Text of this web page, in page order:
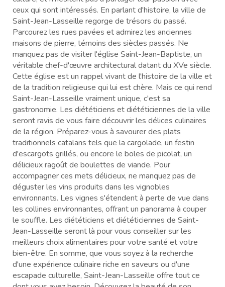
ceux qui sont intéressés. En parlant d'histoire, la ville de
Saint-Jean-Lasseille regorge de trésors du passé.
Parcourez les rues pavées et admirez les anciennes
maisons de pierre, témoins des siècles passés. Ne
manquez pas de visiter l'église Saint-Jean-Baptiste, un
véritable chef-d'œuvre architectural datant du XVe siècle.
Cette église est un rappel vivant de l'histoire de la ville et
de la tradition religieuse qui lui est chère. Mais ce qui rend
Saint-Jean-Lasseille vraiment unique, c'est sa
gastronomie. Les diététiciens et diététiciennes de la ville
seront ravis de vous faire découvrir les délices culinaires
de la région. Préparez-vous à savourer des plats
traditionnels catalans tels que la cargolade, un festin
d'escargots grillés, ou encore le boles de picolat, un
délicieux ragoût de boulettes de viande. Pour
accompagner ces mets délicieux, ne manquez pas de
déguster les vins produits dans les vignobles
environnants. Les vignes s'étendent à perte de vue dans
les collines environnantes, offrant un panorama à couper
le souffle. Les diététiciens et diététiciennes de Saint-
Jean-Lasseille seront là pour vous conseiller sur les
meilleurs choix alimentaires pour votre santé et votre
bien-être. En somme, que vous soyez à la recherche
d'une expérience culinaire riche en saveurs ou d'une
escapade culturelle, Saint-Jean-Lasseille offre tout ce